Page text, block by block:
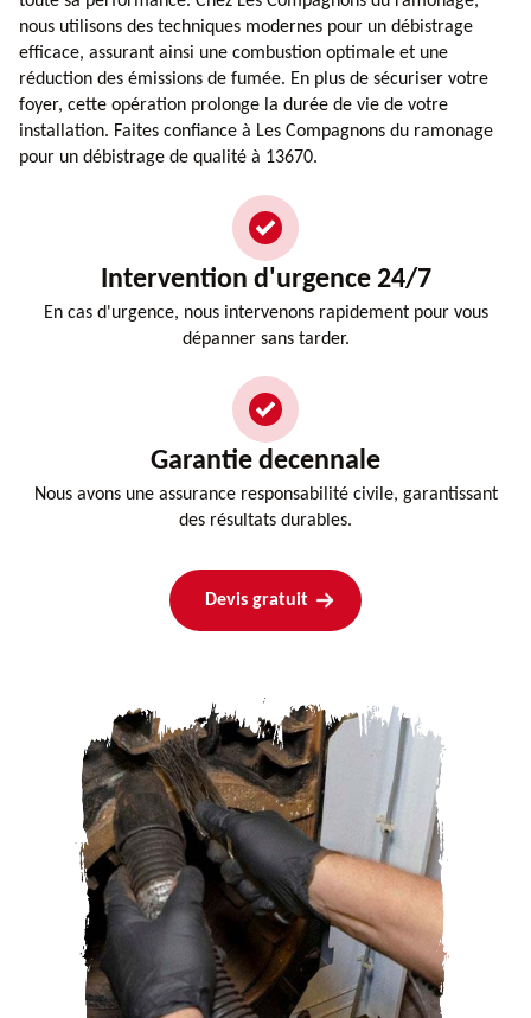
nous utilisons des techniques modernes pour un débistrage
efficace, assurant ainsi une combustion optimale et une
réduction des émissions de fumée. En plus de sécuriser votre
foyer, cette opération prolonge la durée de vie de votre
installation. Faites confiance à Les Compagnons du ramonage
pour un débistrage de qualité à 13670.
Intervention d'urgence 24/7
En cas d'urgence, nous intervenons rapidement pour vous
dépanner sans tarder.
Garantie decennale
Nous avons une assurance responsabilité civile, garantissant
des résultats durables.
Devis gratuit